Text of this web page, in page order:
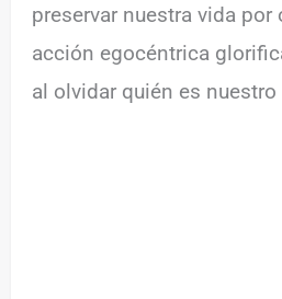
preservar nuestra vida por
acción egocéntrica
al olvidar quién es nuestro